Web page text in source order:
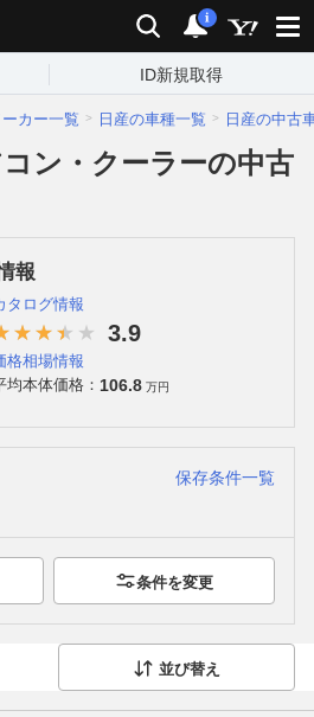
検索 通知
i
ID新規取得
ーカー一覧 日産の車種一覧 日産の中古
ン・クーラーの中古
報
タログ情報
3.9
格相場情報
均本体価格： 106.8 万円
保存条件一覧
条件を変更
並び替え